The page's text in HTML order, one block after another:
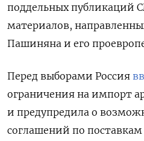
поддельных публикаций
материалов,
Пашиняна и его
Перед выборами Россия
ограничения на импорт
и предупредила о
соглашений по поставкам